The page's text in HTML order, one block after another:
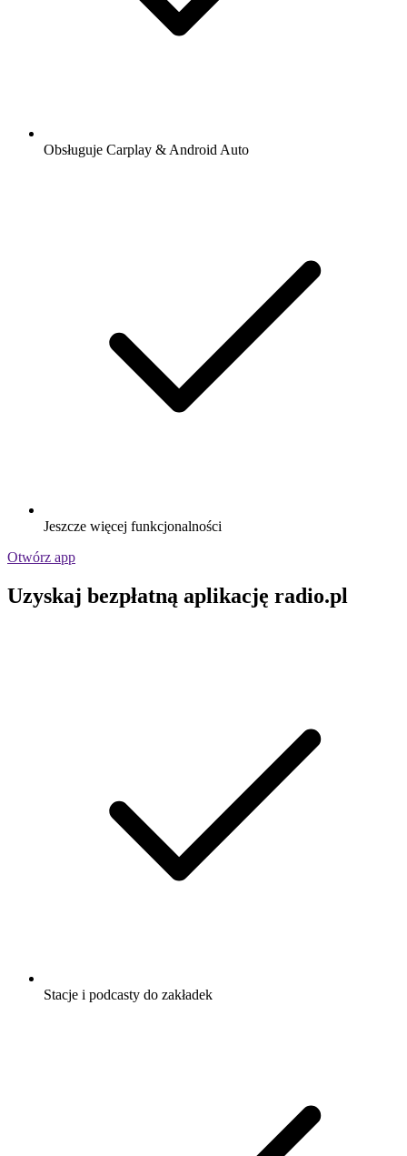
Obsługuje Carplay & Android Auto
Jeszcze więcej funkcjonalności
Otwórz app
Uzyskaj bezpłatną aplikację radio.pl
Stacje i podcasty do zakładek